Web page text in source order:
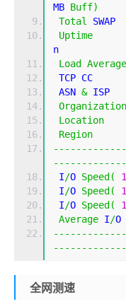
MB Buff)
Total
Uptime
n
Load
Average
TCP
ASN &
Organization
Location
Region
I/O Speed (
I/O Speed (
I/O Speed (
Average I/O
全网测速